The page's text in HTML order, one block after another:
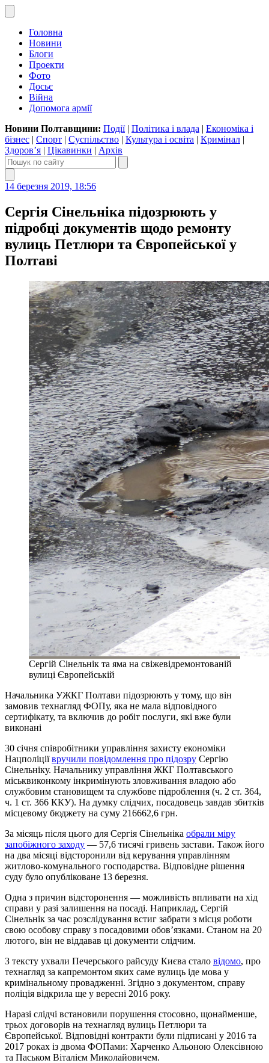
Головна
Новини
Блоги
Проекти
Фото
Досьє
Війна
Допомога армії
Новини Полтавщини: Події| Політика і влада | Економіка і
бізнес | Спорт | Суспільство | Культура і освіта | Кримінал |
Здоров’я | Цікавинки | Архів
14 березня 2019, 18:56
Сергія Сінельніка підозрюють у
підробці документів щодо ремонту
вулиць Петлюри та Європейської у
Полтаві
Сергій Сінельнік та яма на свіжевідремонтованій
вулиці Європейській
Начальника УЖКГ Полтави підозрюють у тому, що він
замовив технагляд ФОПу, яка не мала відповідного
сертифікату, та включив до робіт послуги, які вже були
виконані
30 січня співробітники управління захисту економіки
Нацполіціївручили повідомлення про підозру Сергію
Сінельніку. Начальнику управління ЖКГ Полтавського
міськвиконкому інкримінують зловживання владою або
службовим становищем та службове підроблення (ч. 2 ст. 364,
ч. 1 ст. 366 ККУ). На думку слідчих, посадовець завдав збитків
місцевому бюджету на суму 216662,6 грн.
За місяць після цього для Сергія Сінельніка обрали міру
запобіжного заходу — 57,6 тисячі гривень застави. Також його
на два місяці відсторонили від керування управлінням
житлово-комунального господарства. Відповідне рішення
суду було опубліковане 13 березня.
Одна з причин відсторонення — можливість впливати на хід
справи у разі залишення на посаді. Наприклад, Сергій
Сінельнік за час розслідування встиг забрати з місця роботи
свою особову справу з посадовими обов’язками. Станом на 20
лютого, він не віддавав ці документи слідчим.
З тексту ухвали Печерського райсуду Києва стало відомо, про
технагляд за капремонтом яких саме вулиць іде мова у
кримінальному провадженні. Згідно з документом, справу
поліція відкрила ще у вересні 2016 року.
Наразі слідчі встановили порушення стосовно, щонайменше,
трьох договорів на технагляд вулиць Петлюри та
Європейської. Відповідні контракти були підписані у 2016 та
2017 роках із двома ФОПами: Харченко Альоною Олексівною
та Паськом Віталієм Миколайовичем.